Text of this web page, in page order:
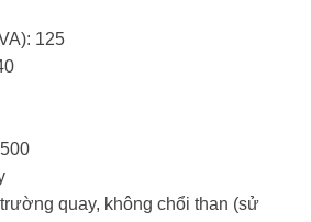
125
quay, không chổi than (sử